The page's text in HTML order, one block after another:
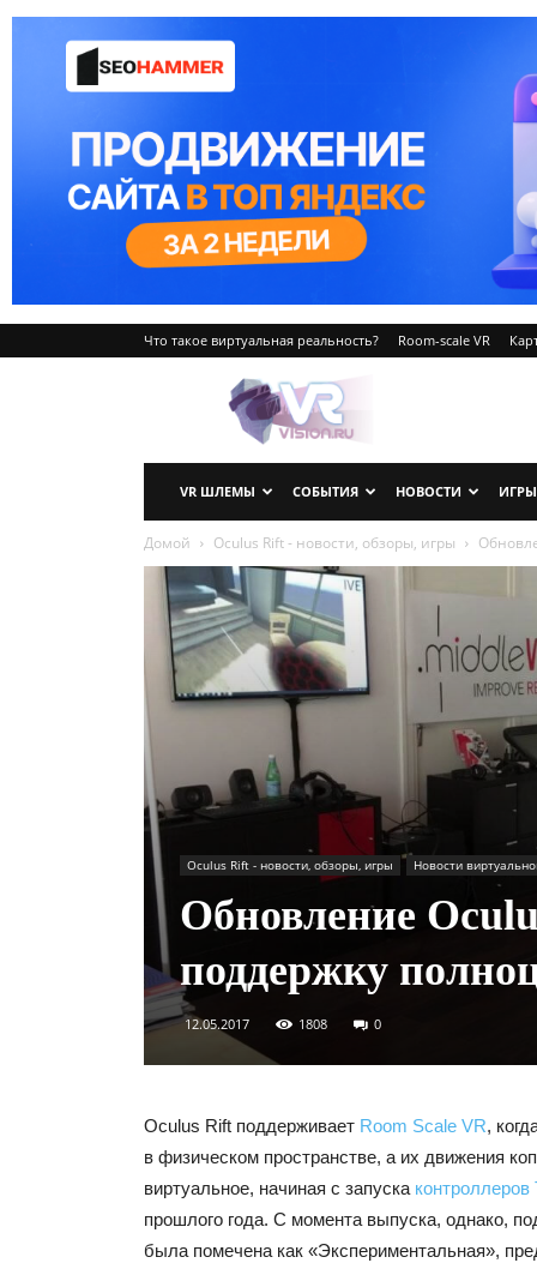
Что такое виртуальная реальность? Room-scale VR
VRvision.ru
VR ШЛЕМЫ СОБЫТИЯ НОВОСТИ ИГРЫ
Домой Oculus Rift - новости, обзоры, игры
Oculus Rift - новости, обзоры, игры Новости
Обновление
поддержку
12.05.2017 1808 0
Oculus Rift поддерживает Room Scale VR,
в физическом пространстве, а их движения
виртуальное, начиная с запуска контроллеров
прошлого года. С момента выпуска, однако,
была помечена как «Экспериментальная»,